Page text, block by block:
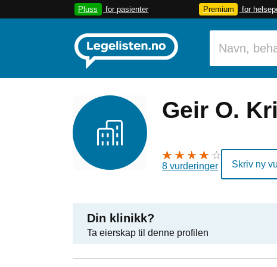
Pluss for pasienter Premium for
Geir O.
8 vurderinger Skriv ny
Din klinikk?
Ta eierskap til denne profilen